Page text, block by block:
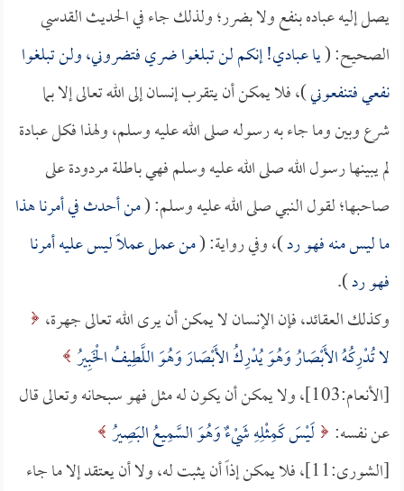
يصل إليه عباده بنفع ولا بضرر؛ ولذلك جاء في الحديث القدسي
الصحيح: (يا عبادي! إنكم لن تبلغوا ضري فتضروني، ولن تبلغوا
نفعي فتنفعوني)، فلا يمكن أن يتقرب إنسان إلى الله تعالى إلا بما
شرع وبين وما جاء به رسوله صلى الله عليه وسلم، ولهذا فكل عبادة
لم يبينها رسول الله صلى الله عليه وسلم فهي باطلة مردودة على
صاحبها؛ لقول النبي صلى الله عليه وسلم: (من أحدث في أمرنا هذا
ما ليس منه فهو رد)، وفي رواية: (من عمل عملاً ليس عليه أمرنا
فهو رد).
وكذلك العقائد، فإن الإنسان لا يمكن أن يرى الله تعالى جهرة،
لا تُدْرِكُهُ الأَبْصَارُ وَهُوَ يُدْرِكُ الأَبْصَارَ وَهُوَ اللَّطِيفُ الْخَبِيرُ
[الأنعام:103]، ولا يمكن أن يكون له مثل فهو سبحانه وتعالى قال
عن نفسه: لَيْسَ كَمِثْلِهِ شَيْءٌ وَهُوَ السَّمِيعُ البَصِيرُ
[الشورى:11]، فلا يمكن إذاً أن يثبت له، ولا أن يعتقد إلا ما جاء